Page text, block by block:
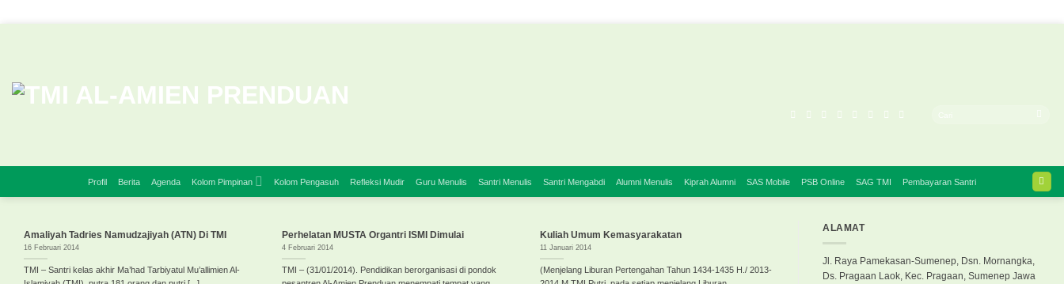
Profil Berita Agenda Kolom Pimpinan Kolom Pengasuh Refleksi Mudir Guru Menulis Santri Menulis Santri Mengabdi Alumni Menulis Kiprah Alumni SAS Mobile PSB Online SAG TMI Pembayaran Santri
Amaliyah Tadries Namudzajiyah (ATN) Di TMI
16 Februari 2014
TMI – Santri kelas akhir Ma’had Tarbiyatul Mu’allimien Al-
Perhelatan MUSTA Organtri ISMI Dimulai
4 Februari 2014
TMI – (31/01/2014). Pendidikan berorganisasi di pondok
Kuliah Umum Kemasyarakatan
11 Januari 2014
(Menjelang Liburan Pertengahan Tahun 1434-1435 H./ 2013-
ALAMAT
Jl. Raya Pamekasan-Sumenep, Dsn. Mornangka,
Ds. Pragaan Laok, Kec. Pragaan, Sumenep Jawa